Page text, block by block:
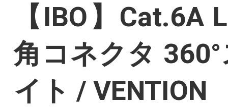
【IBO】Cat.6A
角コネクタ
イト / VENTION